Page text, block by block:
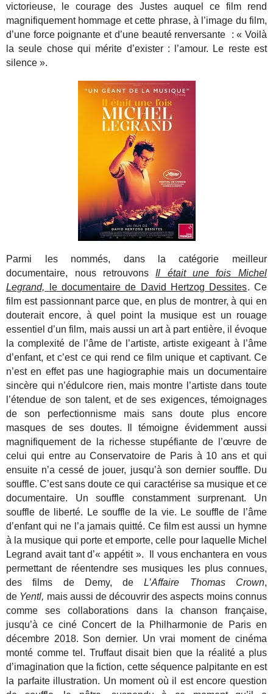
victorieuse, le courage des Justes auquel ce film rend
magnifiquement hommage et cette phrase, à l’image du film,
d’une force poignante et d’une beauté renversante : « Voilà
la seule chose qui mérite d’exister : l’amour. Le reste est
silence ».
Parmi les nommés, dans la catégorie meilleur
documentaire, nous retrouvonsIl était une fois Michel
Legrand,
le documentaire de David Hertzog Dessites. Ce
film est passionnant parce que, en plus de montrer, à qui en
douterait encore, à quel point la musique est un rouage
essentiel d’un film, mais aussi un art à part entière, il évoque
la complexité de l’âme de l’artiste, artiste exigeant à l’âme
d’enfant, et c’est ce qui rend ce film unique et captivant. Ce
n’est en effet pas une hagiographie mais un documentaire
sincère qui n’édulcore rien, mais montre l’artiste dans toute
l’étendue de son talent, et de ses exigences, témoignages
de son perfectionnisme mais sans doute plus encore
masques de ses doutes. Il témoigne évidemment aussi
magnifiquement de la richesse stupéfiante de l’œuvre de
celui qui entre au Conservatoire de Paris à 10 ans et qui
ensuite n’a cessé de jouer, jusqu’à son dernier souffle. Du
souffle. C’est sans doute ce qui caractérise sa musique et ce
documentaire. Un souffle constamment surprenant. Un
souffle de liberté. Le souffle de la vie. Le souffle de l’âme
d’enfant qui ne l’a jamais quitté. Ce film est aussi un hymne
à la musique qui porte et emporte, celle pour laquelle Michel
Legrand avait tant d’« appétit ». Il vous enchantera en vous
permettant de réentendre ses musiques les plus connues,
des films de Demy, deL’Affaire Thomas Crown,
de Yentl, mais aussi de découvrir des aspects moins connus
comme ses collaborations dans la chanson française,
jusqu’à ce ciné Concert de la Philharmonie de Paris en
décembre 2018. Son dernier. Un vrai moment de cinéma
monté comme tel. Truffaut disait bien que la réalité a plus
d’imagination que la fiction, cette séquence palpitante en est
la parfaite illustration. Un moment où il est encore question